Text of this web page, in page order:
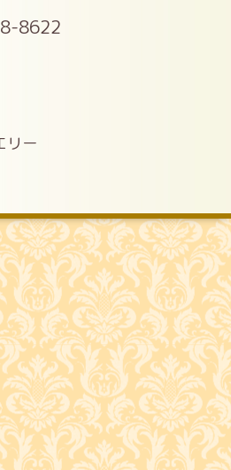
8622
リー